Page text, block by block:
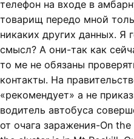
телефон на входе в
товарищ передо мной
никаких других данных. Я
смысл? А они-так как
то ме не обязаны
контакты. На
«рекомендует» а не
водитель автобуса
от очага заражения-On